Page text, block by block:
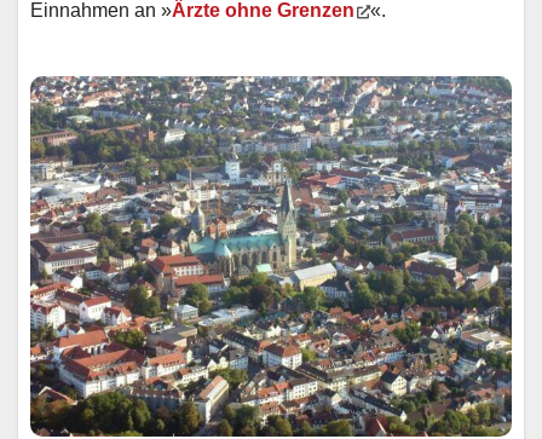
Einnahmen an »Ärzte ohne Grenzen «.